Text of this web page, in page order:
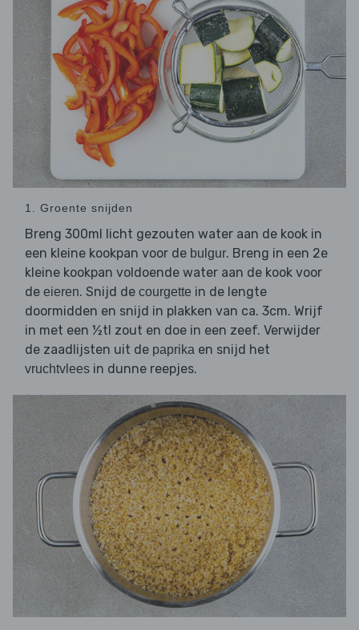
1. Groente snijden
Breng 300ml licht gezouten water aan de kook in
een kleine kookpan voor de bulgur. Breng in een 2e
kleine kookpan voldoende water aan de kook voor
de eieren. Snijd de courgette in de lengte
doormidden en snijd in plakken van ca. 3cm. Wrijf
in met een ½tl zout en doe in een zeef. Verwijder
de zaadlijsten uit de paprika en snijd het
vruchtvlees in dunne reepjes.